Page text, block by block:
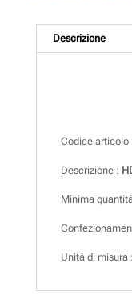
Descrizione
Codice articolo
Descrizione :
Minima
Unità di misura :